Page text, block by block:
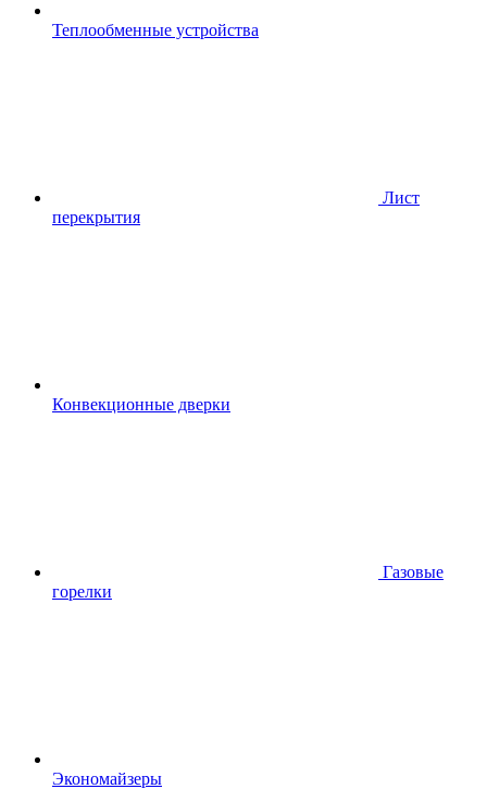
Теплообменные устройства
Лист
перекрытия
Конвекционные дверки
Газовые
горелки
Экономайзеры